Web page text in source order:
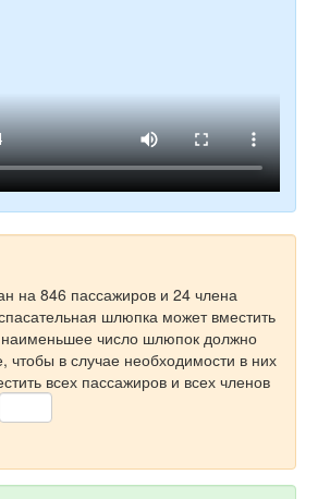
на 846 пассажиров и 24 члена
шлюпка может вместить
наименьшее число шлюпок должно
чтобы в случае необходимости в них
всех пассажиров и всех членов